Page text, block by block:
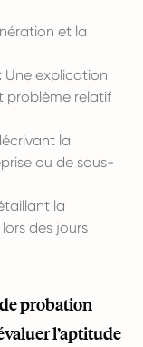
et la
Une explication
problème relatif
la
ou de sous-
la
des jours
probation
l’aptitude